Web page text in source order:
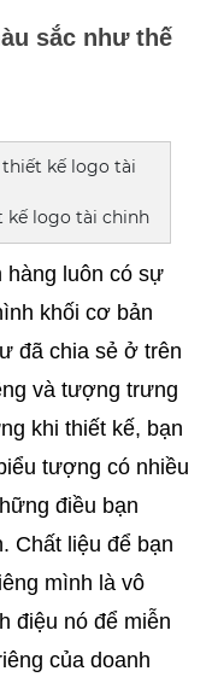
sắc như thế
kế logo tài chinh
hàng luôn có sự
khối cơ bản
đã chia sẻ ở trên
và tượng trưng
khi thiết kế, bạn
tượng có nhiều
điều bạn
Chất liệu để bạn
mình là vô
điệu nó để miễn
của doanh